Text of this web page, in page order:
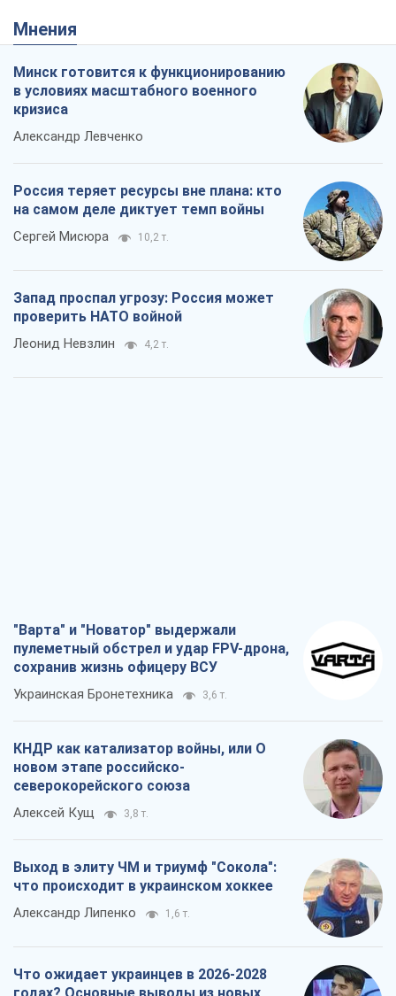
Мнения
Минск готовится к функционированию
в условиях масштабного военного
кризиса
Александр Левченко
Россия теряет ресурсы вне плана: кто
на самом деле диктует темп войны
Сергей Мисюра 10,2 т.
Запад проспал угрозу: Россия может
проверить НАТО войной
Леонид Невзлин 4,2 т.
"Варта" и "Новатор" выдержали
пулеметный обстрел и удар FPV-дрона,
сохранив жизнь офицеру ВСУ
Украинская Бронетехника 3,6 т.
КНДР как катализатор войны, или О
новом этапе российско-
северокорейского союза
Алексей Кущ 3,8 т.
Выход в элиту ЧМ и триумф "Сокола":
что происходит в украинском хоккее
Александр Липенко 1,6 т.
Что ожидает украинцев в 2026-2028